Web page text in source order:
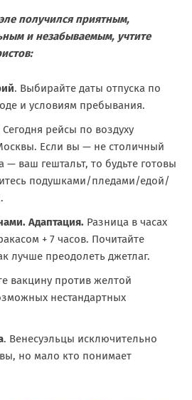
получился приятным,
и незабываемым, учтите
. Выбирайте даты отпуска по
и условиям пребывания.
Сегодня рейсы по воздуху
Если вы — не столичный
— ваш гештальт, то будьте готовы
подушками/пледами/едой/
Адаптация. Разница в часах
+ 7 часов. Почитайте
лучше преодолеть джетлаг.
вакцину против желтой
нестандартных
. Венесуэльцы исключительно
но мало кто понимает